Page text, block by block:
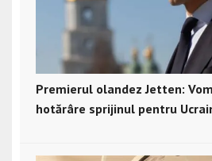
Premierul olandez Jetten:
hotărâre sprijinul pentru